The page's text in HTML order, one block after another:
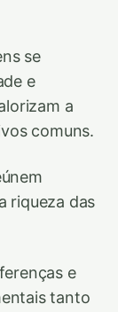
se
e
a
comuns.
riqueza das
e
tanto